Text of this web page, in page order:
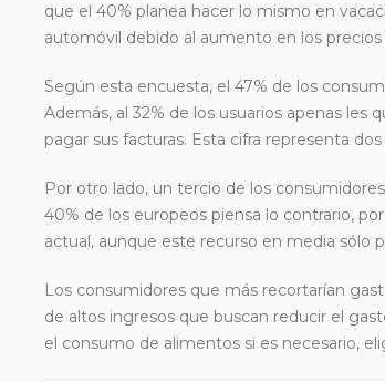
que el 40% planea hacer lo mismo en
automóvil debido al aumento en los precios
Según esta encuesta, el 47% de los
Además, al 32% de los usuarios apenas les
pagar sus facturas. Esta cifra representa
Por otro lado, un tercio de los
40% de los europeos piensa lo contrario,
actual, aunque este recurso en media sólo
Los consumidores que más recortarían
de altos ingresos que buscan reducir el
el consumo de alimentos si es necesario,